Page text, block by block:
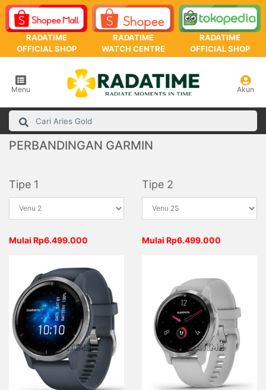
RADATIME
OFFICIAL SHOP
RADATIME
WATCH CENTRE
RADATIME
OFFICIAL SHOP
Menu Akun
PERBANDINGAN GARMIN
Tipe 1 Tipe 2
Mulai Rp6.499.000 Mulai Rp6.499.000